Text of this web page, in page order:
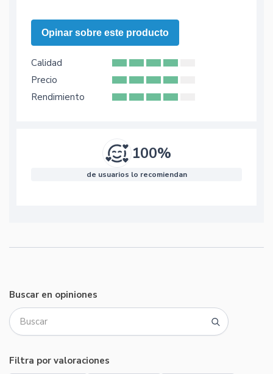
Opinar sobre este producto
Calidad
Precio
Rendimiento
100%
de usuarios lo recomiendan
Buscar en opiniones
Filtra por valoraciones